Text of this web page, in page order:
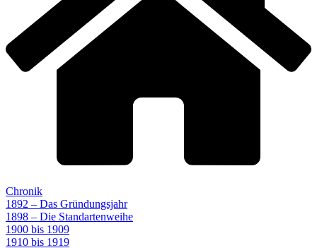
Chronik
1892 – Das Gründungsjahr
1898 – Die Standartenweihe
1900 bis 1909
1910 bis 1919